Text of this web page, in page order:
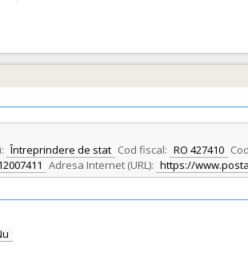
Întreprindere de stat Cod fiscal: RO 427410
Adresa Internet (URL): https://